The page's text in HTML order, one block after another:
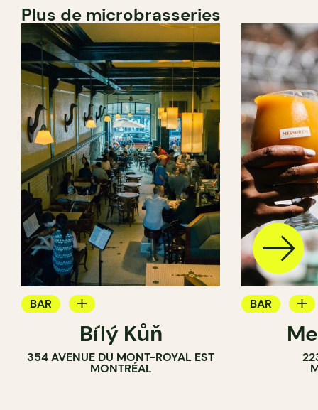
Plus de microbrasseries
BAR
BAR À COCKTAIL
BRASSERIE
Bílý Kůň
354 AVENUE DU MONT-ROYAL EST
MONTRÉAL
BAR
BRASSERIE